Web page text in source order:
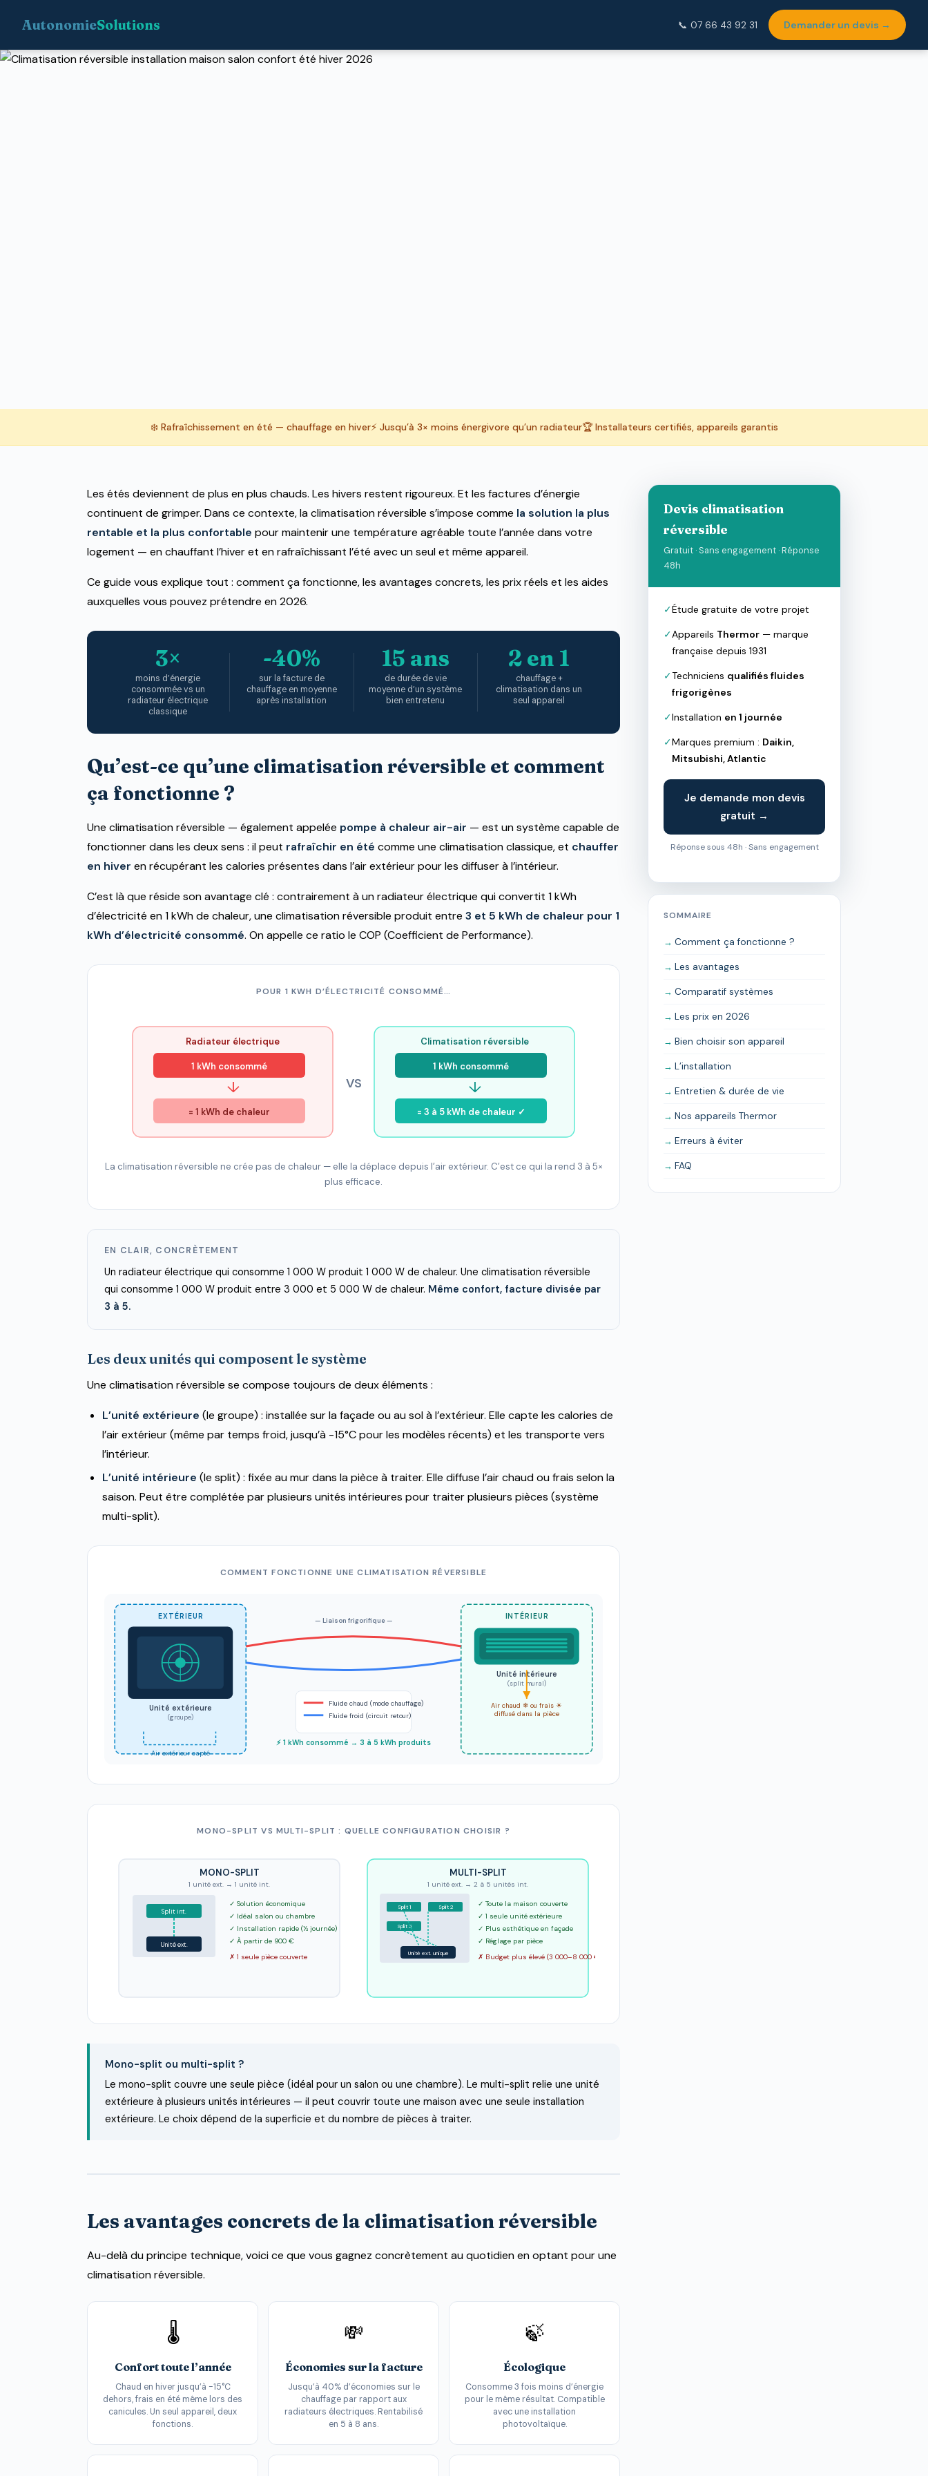
AutonomieSolutions 📞 07 66 43 92 31 Demander un devis →
GUIDE COMPLET 2026
Climatisation
réversible :chaud en
hiver, frais en été
Un seul appareil pour chauffer et rafraîchir votre logement toute
radiateur électrique classique.
Demander un devis gratuit → Lire le guide
❄️ Rafraîchissement en été — chauffage en hiver⚡ Jusqu’à 3× moins énergivore qu’un radiateur🏆 Installateurs certifiés, appareils garantis
Les étés deviennent de plus en plus chauds. Les hivers restent rigoureux. Et les factures d’énergie
continuent de grimper. Dans ce contexte, la climatisation réversible s’impose comme la solution la plus
rentable et la plus confortable pour maintenir une température agréable toute l’année dans votre
logement — en chauffant l’hiver et en rafraîchissant l’été avec un seul et même appareil.
Ce guide vous explique tout : comment ça fonctionne, les avantages concrets, les prix réels et les aides
auxquelles vous pouvez prétendre en 2026.
3×
moins d’énergie
consommée vs un
radiateur électrique
classique
-40%
sur la facture de
chauffage en moyenne
après installation
15 ans
de durée de vie
moyenne d’un système
bien entretenu
2 en 1
chauffage +
climatisation dans un
seul appareil
Qu’est-ce qu’une climatisation réversible et comment
ça fonctionne ?
Une climatisation réversible — également appelée pompe à chaleur air-air — est un système capable de
fonctionner dans les deux sens : il peut rafraîchir en été comme une climatisation classique, et chauffer
en hiver en récupérant les calories présentes dans l’air extérieur pour les diffuser à l’intérieur.
C’est là que réside son avantage clé : contrairement à un radiateur électrique qui convertit 1 kWh
d’électricité en 1 kWh de chaleur, une climatisation réversible produit entre 3 et 5 kWh de chaleur pour 1
kWh d’électricité consommé. On appelle ce ratio le COP (Coefficient de Performance).
POUR 1 KWH D’ÉLECTRICITÉ CONSOMMÉ…
Radiateur électrique
1 kWh consommé
↓
= 1 kWh de chaleur
VS
Climatisation réversible
1 kWh consommé
↓
= 3 à 5 kWh de chaleur ✓
La climatisation réversible ne crée pas de chaleur — elle la déplace depuis l’air extérieur. C’est ce qui la rend 3 à 5×
plus efficace.
EN CLAIR, CONCRÈTEMENT
Un radiateur électrique qui consomme 1 000 W produit 1 000 W de chaleur. Une climatisation réversible
qui consomme 1 000 W produit entre 3 000 et 5 000 W de chaleur. Même confort, facture divisée par
3 à 5.
Les deux unités qui composent le système
Une climatisation réversible se compose toujours de deux éléments :
L’unité extérieure (le groupe) : installée sur la façade ou au sol à l’extérieur. Elle capte les calories de
l’air extérieur (même par temps froid, jusqu’à -15°C pour les modèles récents) et les transporte vers
l’intérieur.
L’unité intérieure (le split) : fixée au mur dans la pièce à traiter. Elle diffuse l’air chaud ou frais selon la
saison. Peut être complétée par plusieurs unités intérieures pour traiter plusieurs pièces (système
multi-split).
COMMENT FONCTIONNE UNE CLIMATISATION RÉVERSIBLE
EXTÉRIEUR
Unité extérieure
(groupe)
Air extérieur capté
INTÉRIEUR
Unité intérieure
(split mural)
Air chaud ❄ ou frais ☀
diffusé dans la pièce
Fluide chaud (mode chauffage)
Fluide froid (circuit retour)
— Liaison frigorifique —
⚡ 1 kWh consommé → 3 à 5 kWh produits
MONO-SPLIT VS MULTI-SPLIT : QUELLE CONFIGURATION CHOISIR ?
MONO-SPLIT
1 unité ext. → 1 unité int.
Split int.
Unité ext.
✓ Solution économique
✓ Idéal salon ou chambre
✓ Installation rapide (½ journée)
✓ À partir de 900 €
✗ 1 seule pièce couverte
MULTI-SPLIT
1 unité ext. → 2 à 5 unités int.
Split 1 Split 2
Split 3
Unité ext. unique
✓ Toute la maison couverte
✓ 1 seule unité extérieure
✓ Plus esthétique en façade
✓ Réglage par pièce
✗ Budget plus élevé (3 000–8 000 €)
Mono-split ou multi-split ?
Le mono-split couvre une seule pièce (idéal pour un salon ou une chambre). Le multi-split relie une unité
extérieure à plusieurs unités intérieures — il peut couvrir toute une maison avec une seule installation
extérieure. Le choix dépend de la superficie et du nombre de pièces à traiter.
Les avantages concrets de la climatisation réversible
Au-delà du principe technique, voici ce que vous gagnez concrètement au quotidien en optant pour une
climatisation réversible.
🌡️
Confort toute l’année
Chaud en hiver jusqu’à -15°C
dehors, frais en été même lors des
canicules. Un seul appareil, deux
fonctions.
💸
Économies sur la facture
Jusqu’à 40% d’économies sur le
chauffage par rapport aux
radiateurs électriques. Rentabilisé
en 5 à 8 ans.
🍃
Écologique
Consomme 3 fois moins d’énergie
pour le même résultat. Compatible
avec une installation
photovoltaïque.
Devis climatisation
réversible
Gratuit · Sans engagement · Réponse
48h
✓Étude gratuite de votre projet
✓Appareils Thermor — marque
française depuis 1931
✓Techniciens qualifiés fluides
frigorigènes
✓Installation en 1 journée
✓Marques premium : Daikin,
Mitsubishi, Atlantic
Je demande mon devis
gratuit →
Réponse sous 48h · Sans engagement
SOMMAIRE
Comment ça fonctionne ?
Les avantages
Comparatif systèmes
Les prix en 2026
Bien choisir son appareil
L’installation
Entretien & durée de vie
Nos appareils Thermor
Erreurs à éviter
FAQ